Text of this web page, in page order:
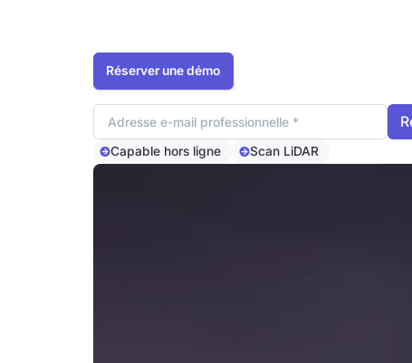
Réserver une démo
Capable hors ligne Scan LiDAR